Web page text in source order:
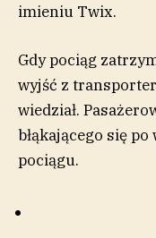
imieniu Twix.
Gdy pociąg
wyjść z
wiedział.
błąkającego się
pociągu.